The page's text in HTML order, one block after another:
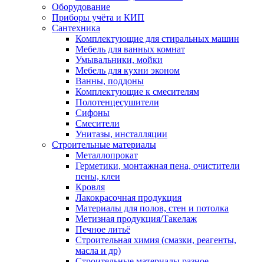
Оборудование
Приборы учёта и КИП
Сантехника
Комплектующие для стиральных машин
Мебель для ванных комнат
Умывальники, мойки
Мебель для кухни эконом
Ванны, поддоны
Комплектующие к смесителям
Полотенцесушители
Сифоны
Смесители
Унитазы, инсталляции
Строительные материалы
Металлопрокат
Герметики, монтажная пена, очистители
пены, клеи
Кровля
Лакокрасочная продукция
Материалы для полов, стен и потолка
Метизная продукция/Такелаж
Печное литьё
Строительная химия (смазки, реагенты,
масла и др)